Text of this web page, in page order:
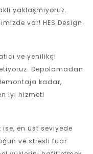
yaklaşmıyoruz.
var! HES Design
ve yenilikçi
Depolamadan
kadar,
iyi hizmeti
en üst seviyede
ve stresli fuar